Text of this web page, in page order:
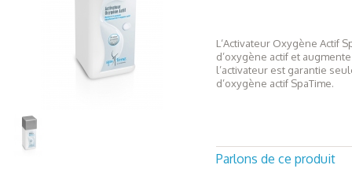
L‘Activateur Oxygène Actif
d’oxygène actif et
l’activateur est garantie
d’oxygène actif SpaTime.
Parlons de ce produit